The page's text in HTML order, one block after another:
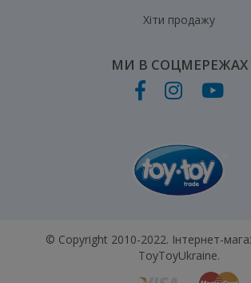
Хіти продажу
МИ В СОЦМЕРЕЖАХ
© Copyright 2010-2022. Інтернет-
ToyToyUkraine.